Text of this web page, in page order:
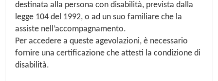
destinata alla persona con disabilità, prevista dalla
legge 104 del 1992, o ad un suo familiare che la
assiste nell’accompagnamento.
Per accedere a queste agevolazioni, è necessario
fornire una certificazione che attesti la condizione di
disabilità.